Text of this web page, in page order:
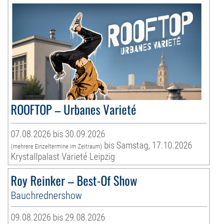
ROOFTOP – Urbanes Varieté
07.08.2026 bis 30.09.2026
(mehrere Einzeltermine im Zeitraum) bis Samstag, 17.10.2026
Krystallpalast Varieté Leipzig
Roy Reinker – Best-Of Show
Bauchrednershow
09.08.2026 bis 29.08.2026